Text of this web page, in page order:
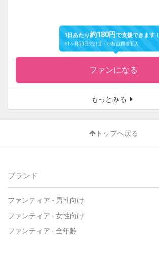
1日あたり約180円で支援できます！
※1ヶ月30日で計算・小数点四捨五入
ファンになる
もっとみる
トップへ戻る
ブランド
ファンティア - 男性向け
ファンティア - 女性向け
ファンティア - 全年齢